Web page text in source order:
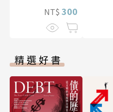
NT$ 300
精選好書